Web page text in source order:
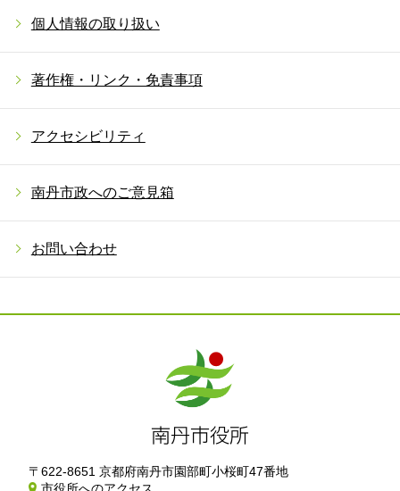
個人情報の取り扱い
著作権・リンク・免責事項
アクセシビリティ
南丹市政へのご意見箱
お問い合わせ
〒622-8651 京都府南丹市園部町小桜町47番地